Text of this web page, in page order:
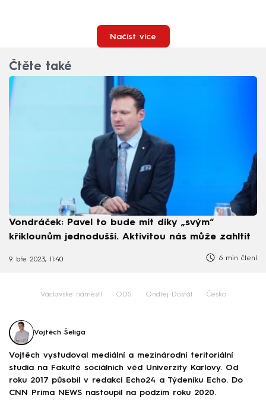
Načíst více
Čtěte také
Vondráček: Pavel to bude mít díky „svým“
křiklounům jednodušší. Aktivitou nás může zahltit
9. bře 2023, 11:40 6 min čtení
Václavské náměstí ODS Ondřej Dostál Česko
Vojtěch Šeliga
Vojtěch vystudoval mediální a mezinárodní teritoriální
studia na Fakultě sociálních věd Univerzity Karlovy. Od
roku 2017 působil v redakci Echo24 a Týdeníku Echo. Do
CNN Prima NEWS nastoupil na podzim roku 2020.